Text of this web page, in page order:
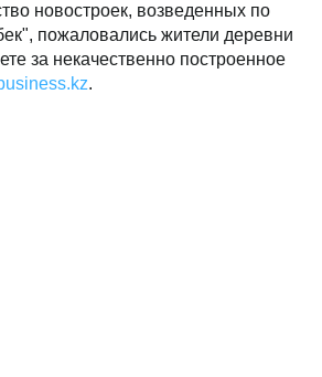
новостроек, возведенных по
пожаловались жители деревни
за некачественно построенное
.